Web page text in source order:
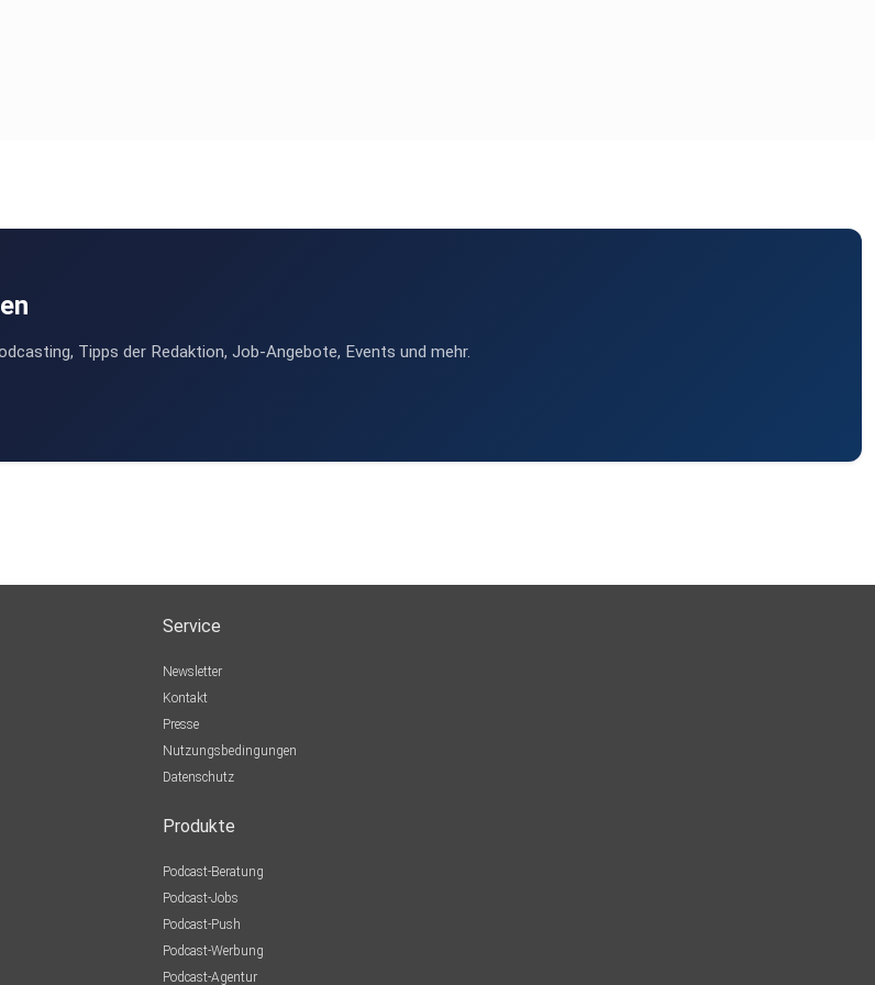
Tipps der Redaktion, Job-Angebote, Events und mehr.
Service
Newsletter
Kontakt
Presse
Nutzungsbedingungen
Datenschutz
Produkte
Podcast-Beratung
Podcast-Jobs
Podcast-Push
Podcast-Werbung
Podcast-Agentur